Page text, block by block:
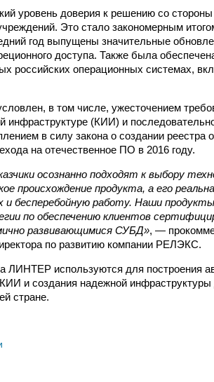
уровень доверия к решению со
Это стало закономерным
год выпущены значительные
доступа. Также была
российских операционных системах,
в том числе, ужесточением
инфраструктуре (КИИ) и
в силу закона о создании реестра
на отечественное ПО в 2016 году.
осознанно подходят к выбору
происхождение продукта, а его
бесперебойную работу. Наши
по обеспечению клиентов
развивающимися СУБД», —
по развитию компании РЕЛЭКС.
ЛИНТЕР используются для построения
и создания надежной
стране.